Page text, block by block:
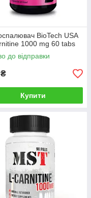
BioTech USA
1000 mg 60 tabs
до відправки
₴
Купити